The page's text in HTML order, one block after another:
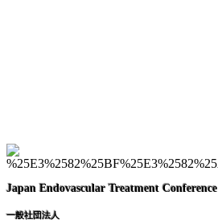
Japan EndovascularTreatment Conference
​一般社団法人